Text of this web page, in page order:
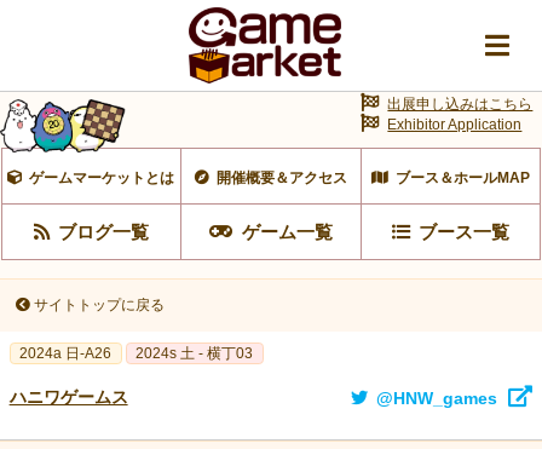
ゲームマーケットとは 開催概要＆アクセス ブース＆ホールMAP
ブログ一覧 ゲーム一覧 ブース一覧
出展申し込みはこちら
Exhibitor Application
サイトトップに戻る
2024a 日-A26 2024s 土 - 横丁03
ハニワゲームス @HNW_games